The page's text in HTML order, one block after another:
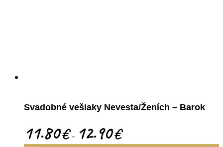
Svadobné vešiaky Nevesta/Ženích – Barok
11.80€– 12.90€